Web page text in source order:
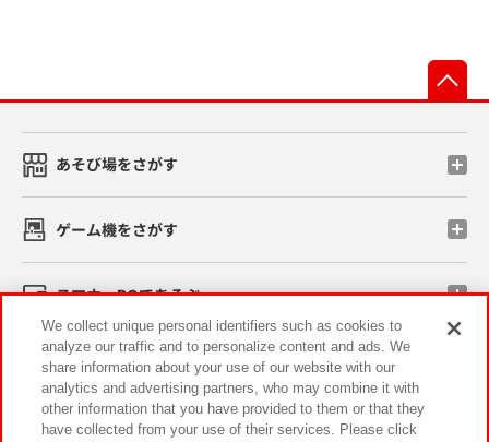
あそび場をさがす
ゲーム機をさがす
スマホ・PCであそぶ
イベント・キャンペーン
We collect unique personal identifiers such as cookies to
analyze our traffic and to personalize content and ads. We
share information about your use of our website with our
analytics and advertising partners, who may combine it with
other information that you have provided to them or that they
have collected from your use of their services. Please click